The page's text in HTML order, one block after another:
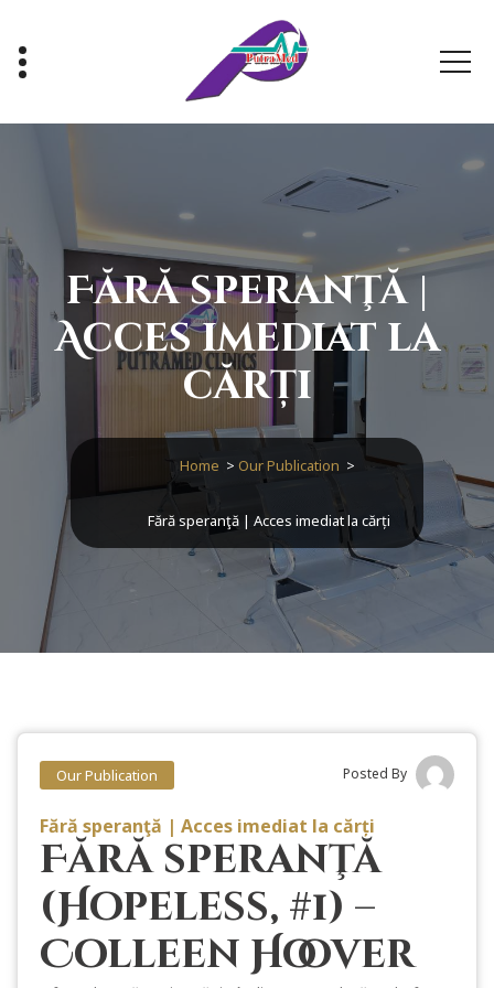
content
Fără speranţă |
Acces imediat la
cărți
Home > Our Publication >
Fără speranţă | Acces imediat la cărți
Our Publication Posted By
Fără speranţă | Acces imediat la cărți
Fără speranţă
(Hopeless, #1) –
Colleen Hoover